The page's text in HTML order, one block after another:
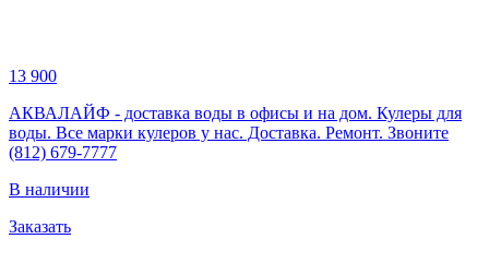
13 900
АКВАЛАЙФ - доставка воды в офисы и на дом. Кулеры для
воды. Все марки кулеров у нас. Доставка. Ремонт. Звоните
(812) 679-7777
В наличии
Заказать